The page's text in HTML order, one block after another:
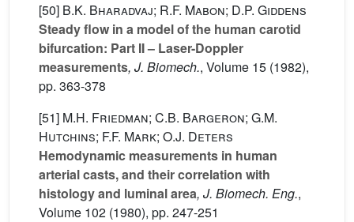
[50] B.K. Bharadvaj; R.F. Mabon; D.P. Giddens
Steady flow in a model of the human carotid
bifurcation: Part II – Laser-Doppler
measurements, J. Biomech., Volume 15 (1982),
pp. 363-378
[51] M.H. Friedman; C.B. Bargeron; G.M.
Hutchins; F.F. Mark; O.J. Deters
Hemodynamic measurements in human
arterial casts, and their correlation with
histology and luminal area, J. Biomech. Eng.,
Volume 102 (1980), pp. 247-251